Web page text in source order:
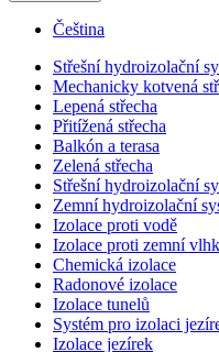
Čeština
Střešní hydroizolační
Mechanicky kotvená
Lepená střecha
Přitížená střecha
Balkón a terasa
Zelená střecha
Střešní hydroizolační
Zemní hydroizolační
Izolace proti vodě
Izolace proti zemní
Chemická izolace
Radonové izolace
Izolace tunelů
Systém pro izolaci
Izolace jezírek